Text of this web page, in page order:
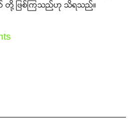
တို့ ဖြစ်ကြသည်ဟု သိရသည်။